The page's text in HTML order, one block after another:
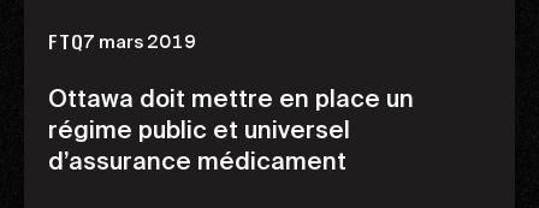
FTQ7 mars 2019
Ottawa doit mettre en place un
régime public et universel
d’assurance médicament